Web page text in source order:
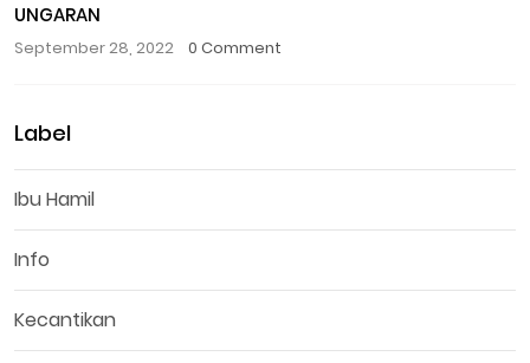
UNGARAN
September 28, 2022 0 Comment
Label
Ibu Hamil
Info
Kecantikan